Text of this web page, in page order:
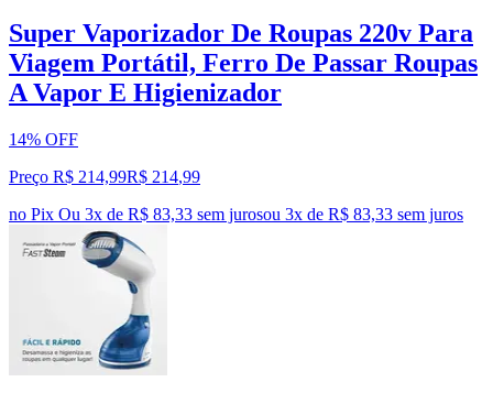
Super Vaporizador De Roupas 220v Para
Viagem Portátil, Ferro De Passar Roupas
A Vapor E Higienizador
14% OFF
Preço R$ 214,99R$ 214,99
no Pix Ou 3x de R$ 83,33 sem jurosou 3x de R$ 83,33 sem juros